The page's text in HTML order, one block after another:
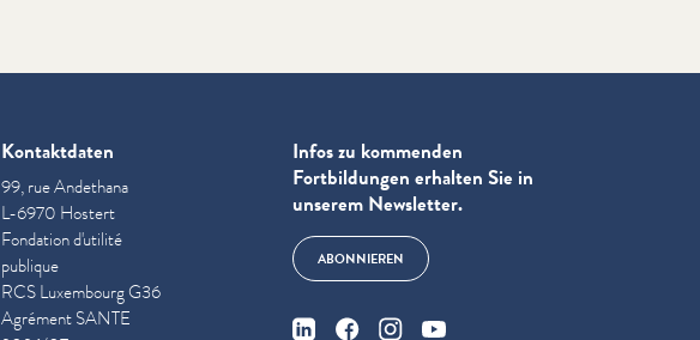
Kontaktdaten
99, rue Andethana
L-6970 Hostert
Fondation d'utilité
publique
RCS Luxembourg G36
Agrément SANTE
Infos zu kommenden
Fortbildungen erhalten Sie in
unserem Newsletter.
ABONNIEREN